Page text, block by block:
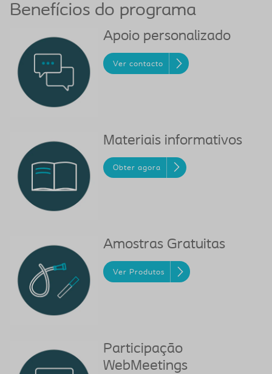
Benefícios do programa
Apoio personalizado
Ver contacto
Materiais informativos
Obter agora
Amostras Gratuitas
Ver Produtos
Participação
WebMeetings